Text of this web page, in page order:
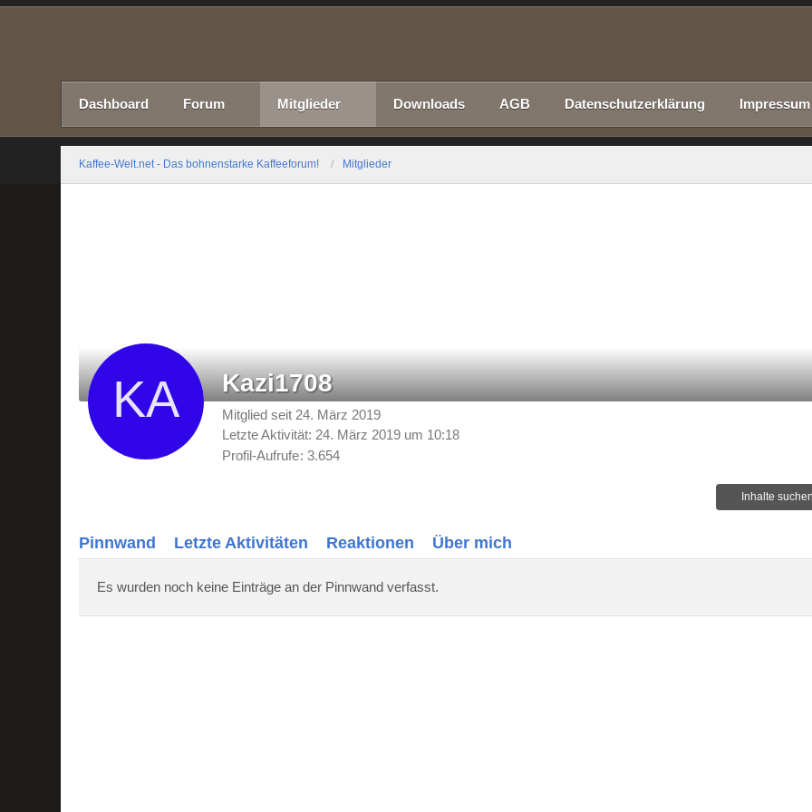
Dashboard Forum Mitglieder Downloads AGB Datenschutzerklärung Impressum
Kaffee-Welt.net - Das bohnenstarke Kaffeeforum! Mitglieder
Kazi1708
Mitglied seit 24. März 2019
Letzte Aktivität: 24. März 2019 um 10:18
Profil-Aufrufe 3.654
Inhalte
Pinnwand Letzte Aktivitäten Reaktionen Über mich
Es wurden noch keine Einträge an der Pinnwand verfasst.